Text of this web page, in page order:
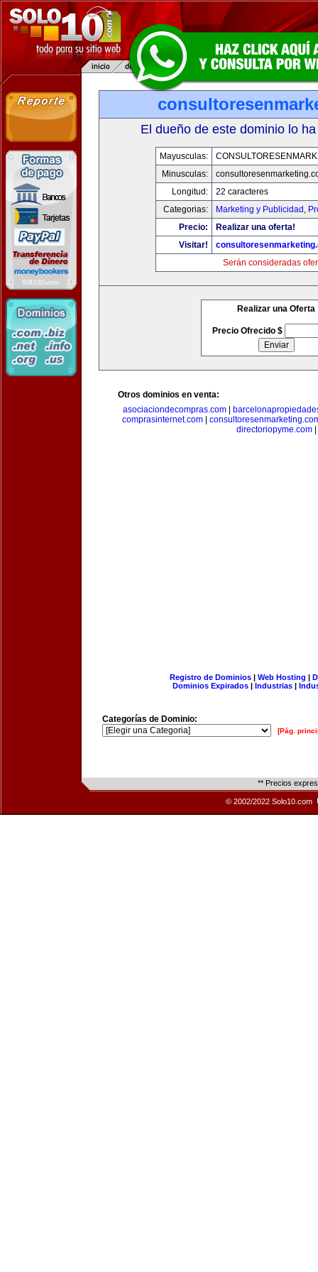
El dueño de este dominio lo
Mayusculas:
Minusculas:
Longitud:
22 caracteres
Categorias:
Marketing y Publicidad ,
Precio:
Realizar una oferta!
Visitar!
Serán consideradas
Realizar una Oferta
Precio Ofrecido $
Otros dominios en venta:
asociaciondecompras.com|
comprasinternet.com|
directoriopyme.com|
Registro de Dominios| Web Hosting |
Dominios Expirados | Industrias |
Categorías de Dominio:
[Pág.
** Precios
© 2002/2022 Solo10.com